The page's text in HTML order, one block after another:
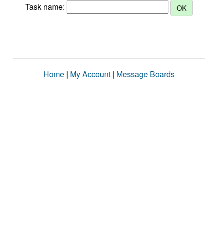
Task name:
Home | My Account | Message Boards